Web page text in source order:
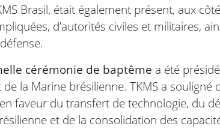
Brasil, était également présent, aux
d’autorités civiles et militaires,
cérémonie de baptême a été
la Marine brésilienne. TKMS a
faveur du transfert de technologie, du
et de la consolidation des